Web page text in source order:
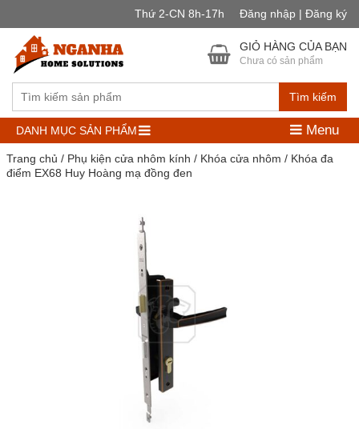
Thứ 2-CN 8h-17h Đăng nhập | Đăng ký
Tìm kiếm
GIỎ HÀNG CỦA BẠN
Chưa có sản phẩm
DANH MỤC SẢN PHẨM Menu
Trang chủ / Phụ kiện cửa nhôm kính / Khóa cửa nhôm / Khóa đa
điểm EX68 Huy Hoàng mạ đồng đen